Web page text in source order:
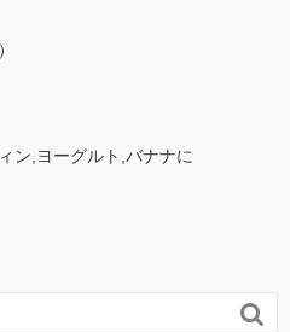
ン,ヨーグルト,バナナに
